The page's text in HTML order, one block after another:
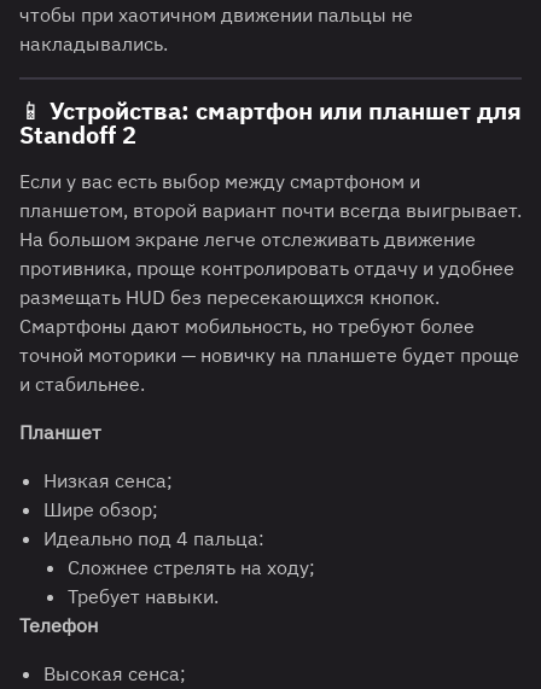
чтобы при хаотичном движении пальцы не
накладывались.
📱 Устройства: смартфон или планшет для
Standoff 2
Если у вас есть выбор между смартфоном и
планшетом, второй вариант почти всегда выигрывает.
На большом экране легче отслеживать движение
противника, проще контролировать отдачу и удобнее
размещать HUD без пересекающихся кнопок.
Смартфоны дают мобильность, но требуют более
точной моторики — новичку на планшете будет проще
и стабильнее.
Планшет
Низкая сенса;
Шире обзор;
Идеально под 4 пальца:
Сложнее стрелять на ходу;
Требует навыки.
Телефон
Высокая сенса;